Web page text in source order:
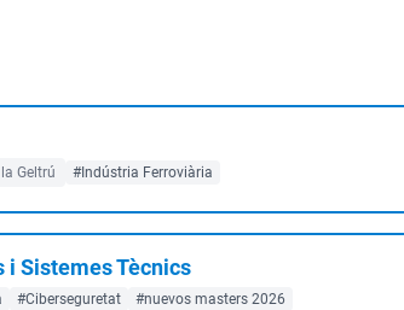
Geltrú #Indústria Ferroviària
Sistemes Tècnics
#Ciberseguretat #nuevos masters 2026